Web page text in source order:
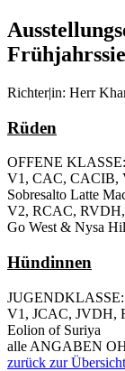
Richter|in: Herr
Rüden
OFFENE KLASSE:
V1, CAC, CACIB,
Sobresalto Latte
V2, RCAC,
Go West & Nysa
Hündinnen
JUGENDKLASSE:
V1, JCAC, JVDH,
Eolion of Suriya
alle ANGABEN
zurück zur Übersicht